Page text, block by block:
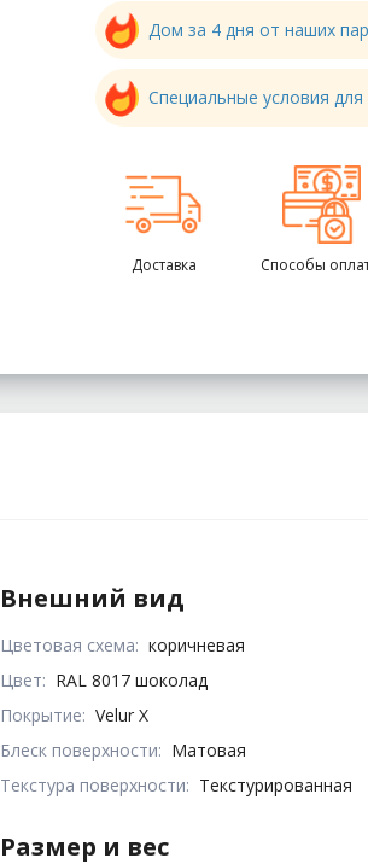
Дом за 4 дня от наших
Специальные условия для
Доставка Способы
Внешний вид
Цветовая схема: коричневая
Цвет: RAL 8017 шоколад
Покрытие: Velur X
Блеск поверхности: Матовая
Текстура поверхности: Текстурированная
Размер и вес